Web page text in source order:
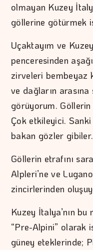
olmayan Kuzey
göllerine götürmek
Uçaktayım ve
penceresinden
zirveleri bembeyaz
ve dağların
görüyorum.
Çok etkileyici.
bakan gözler gibiler.
Göllerin etrafını
Alpleri’ne ve
zincirlerinden
Kuzey İtalya’nın
“Pre-Alpini” olarak
güney eteklerinde;